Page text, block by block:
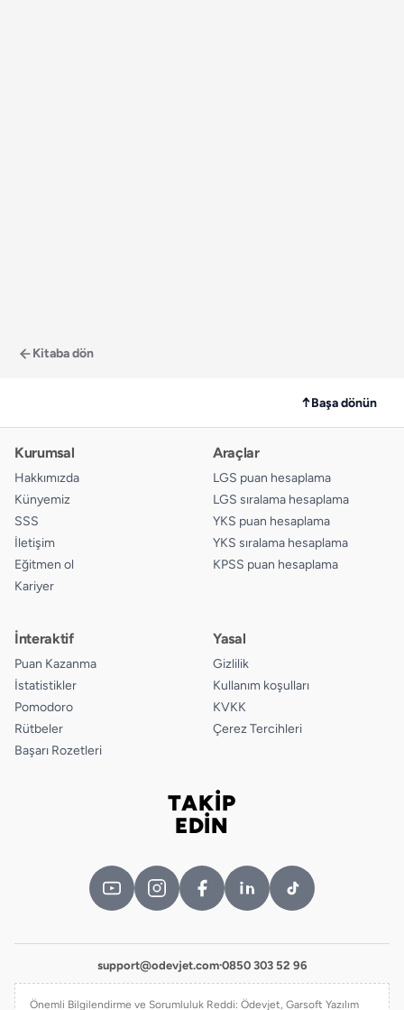
Kitaba dön
↑Başa dönün
Kurumsal
Hakkımızda
Künyemiz
SSS
İletişim
Eğitmen ol
Kariyer
Araçlar
LGS puan hesaplama
LGS sıralama hesaplama
YKS puan hesaplama
YKS sıralama hesaplama
KPSS puan hesaplama
İnteraktif
Puan Kazanma
İstatistikler
Pomodoro
Rütbeler
Başarı Rozetleri
Yasal
Gizlilik
Kullanım koşulları
KVKK
Çerez Tercihleri
TAKİP
EDİN
support@odevjet.com·0850 303 52 96
Önemli Bilgilendirme ve Sorumluluk Reddi: Ödevjet, Garsoft Yazılım